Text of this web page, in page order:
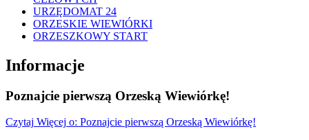
URZĘDOMAT 24
ORZESKIE WIEWIÓRKI
ORZESZKOWY START
Informacje
Poznajcie pierwszą Orzeską Wiewiórkę!
Czytaj Więcej o: Poznajcie pierwszą Orzeską Wiewiórkę!